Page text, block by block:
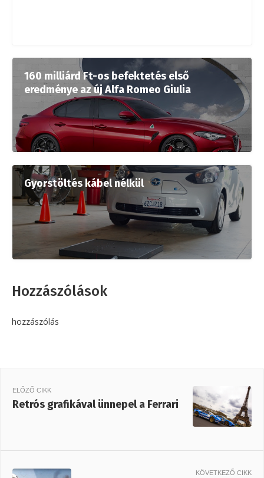
160 milliárd Ft-os befektetés első
eredménye az új Alfa Romeo Giulia
Gyorstöltés kábel nélkül
Hozzászólások
hozzászólás
ELŐZŐ CIKK
Retrós grafikával ünnepel a Ferrari
KÖVETKEZŐ CIKK